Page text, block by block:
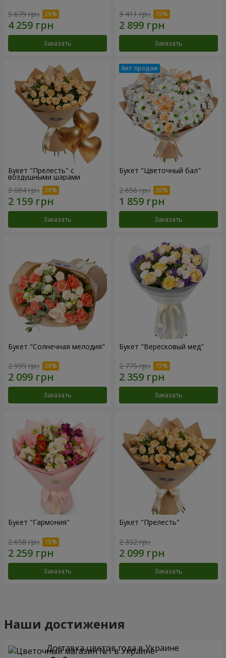
5 679 грн
Заказать
3 411 грн
Заказать
Букет "Прелесть" с
воздушными шарами
3 084 грн
Заказать
Букет "Цветочный бал"
2 656 грн
Заказать
Букет "Солнечная мелодия"
2 999 грн
Заказать
Букет "Вересковый мед"
2 775 грн
Заказать
Букет "Гармония"
2 658 грн
Заказать
Букет "Прелесть"
2 332 грн
Заказать
Наши достижения
Доставка цветов года в Украине